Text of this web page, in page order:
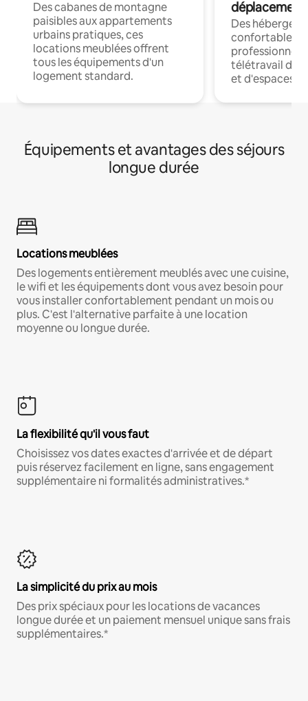
Des cabanes de montagne
paisibles aux appartements
urbains pratiques, ces
locations meublées offrent
tous les équipements d'un
logement standard.
déplacement
Des
confortables
professionnels
télétravail
et d'espaces
Équipements et avantages des séjours
longue durée
Locations meublées
Des logements entièrement meublés avec une cuisine,
le wifi et les équipements dont vous avez besoin pour
vous installer confortablement pendant un mois ou
plus. C'est l'alternative parfaite à une location
moyenne ou longue durée.
La flexibilité qu'il vous faut
Choisissez vos dates exactes d'arrivée et de départ
puis réservez facilement en ligne, sans engagement
supplémentaire ni formalités administratives.*
La simplicité du prix au mois
Des prix spéciaux pour les locations de vacances
longue durée et un paiement mensuel unique sans frais
supplémentaires.*